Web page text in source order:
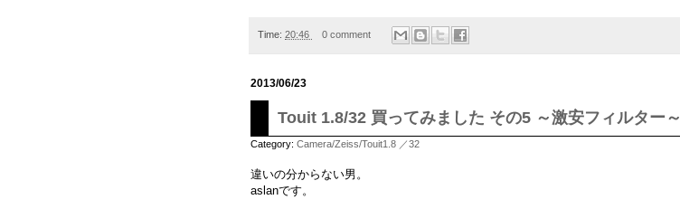
Time: 20:46 0 comment
2013/06/23
Touit 1.8/32 買ってみました その5 ～激安フィルター～
Category: Camera/Zeiss/Touit1.8 ／32
違いの分からない男。
aslanです。